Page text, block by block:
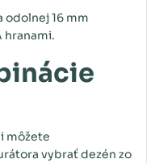
odolnej 16 mm
hranami.
môžete
vybrať dezén zo